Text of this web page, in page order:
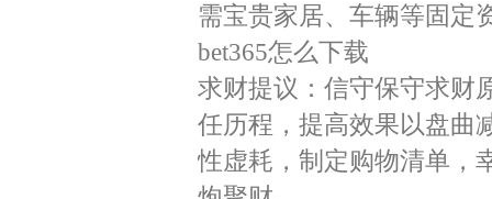
需宝贵家居、车辆等固定
bet365怎么下载
求财提议：信守保守求财
任历程，提高效果以盘曲
性虚耗，制定购物清单，